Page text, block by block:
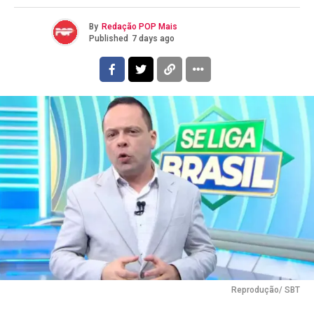
By Redação POP Mais
Published 7 days ago
Reprodução/ SBT